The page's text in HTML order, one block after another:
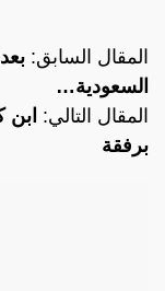
المقال السابق:
السعودية…
المقال التالي: ابن
برفقة